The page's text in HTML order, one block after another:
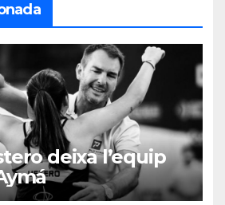
deixa l’equip